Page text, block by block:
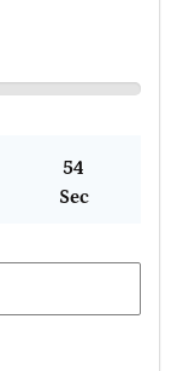
54
Sec